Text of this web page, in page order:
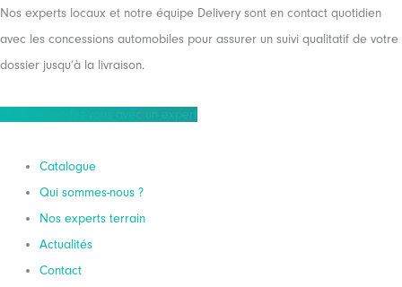
Nos experts locaux et notre équipe Delivery sont en contact quotidien
avec les concessions automobiles pour assurer un suivi qualitatif de votre
dossier jusqu’à la livraison.
Prendre rendez-vous avec un expert
Catalogue
Qui sommes-nous ?
Nos experts terrain
Actualités
Contact